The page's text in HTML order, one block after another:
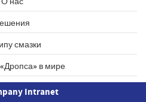
смазки
в мире
Intranet